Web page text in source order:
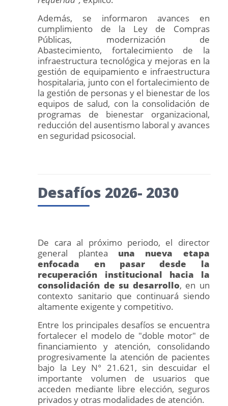
Además, se informaron avances en
cumplimiento de la Ley de Compras
Públicas, modernización de
Abastecimiento, fortalecimiento de la
infraestructura tecnológica y mejoras en la
gestión de equipamiento e infraestructura
hospitalaria, junto con el fortalecimiento de
la gestión de personas y el bienestar de los
equipos de salud, con la consolidación de
programas de bienestar organizacional,
reducción del ausentismo laboral y avances
en seguridad psicosocial.
Desafíos 2026- 2030
De cara al próximo periodo, el director
general plantea una nueva etapa
enfocada en pasar desde la
recuperación institucional hacia la
consolidación de su desarrollo, en un
contexto sanitario que continuará siendo
altamente exigente y competitivo.
Entre los principales desafíos se encuentra
fortalecer el modelo de "doble motor" de
financiamiento y atención, consolidando
progresivamente la atención de pacientes
bajo la Ley N° 21.621, sin descuidar el
importante volumen de usuarios que
acceden mediante libre elección, seguros
privados y otras modalidades de atención.